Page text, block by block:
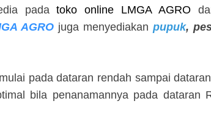
padatoko online LMGA AGRO
AGROjuga menyediakan pupuk,
mulai pada dataran rendah sampai
bila penanamannya pada dataran